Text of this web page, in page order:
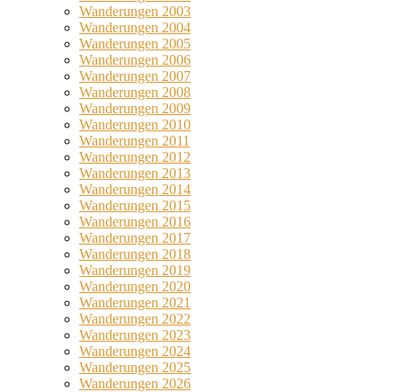
Wanderungen 2003
Wanderungen 2004
Wanderungen 2005
Wanderungen 2006
Wanderungen 2007
Wanderungen 2008
Wanderungen 2009
Wanderungen 2010
Wanderungen 2011
Wanderungen 2012
Wanderungen 2013
Wanderungen 2014
Wanderungen 2015
Wanderungen 2016
Wanderungen 2017
Wanderungen 2018
Wanderungen 2019
Wanderungen 2020
Wanderungen 2021
Wanderungen 2022
Wanderungen 2023
Wanderungen 2024
Wanderungen 2025
Wanderungen 2026